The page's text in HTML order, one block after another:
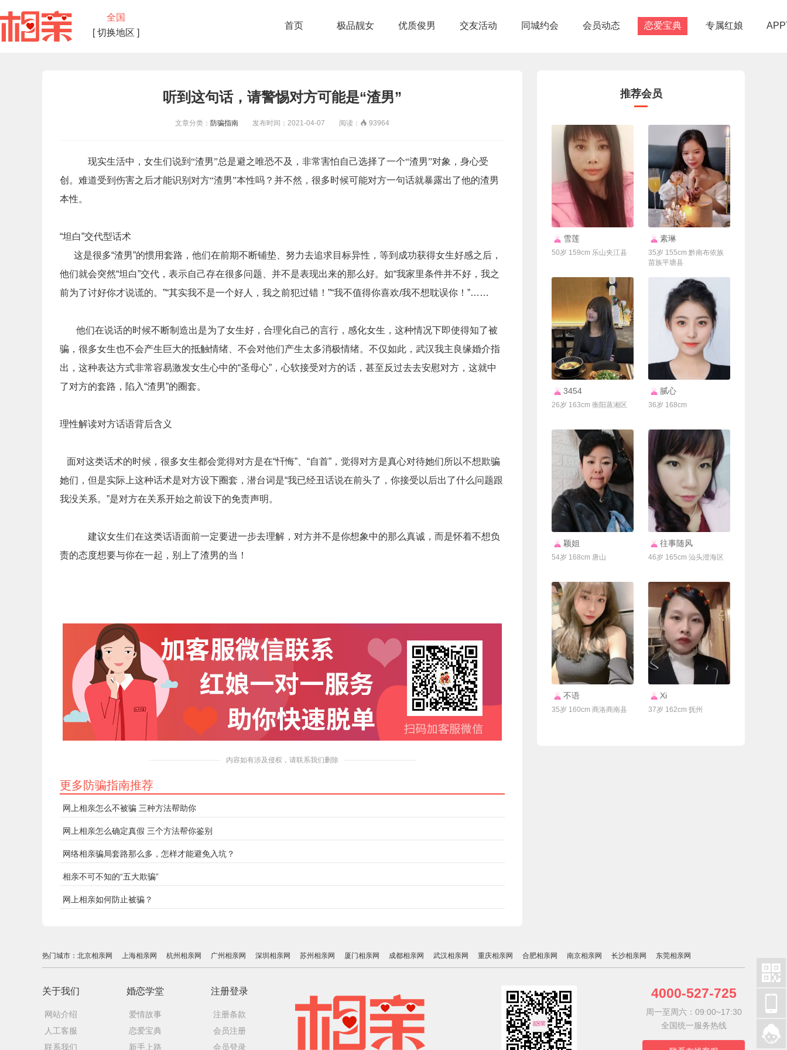
全国
[ 切换地区 ]
首页 极品靓女 优质俊男 交友活动 同城约会 会员动态 恋爱宝典 专属红娘
听到这句话，请警惕对方可能是“渣男”
文章分类： 防骗指南 发布时间：2021-04-07 阅读：  93964
现实生活中，女生们说到 “渣男”总是避之唯恐不及，非常害怕自己选择了一个“渣男”对象，身心受
创。难道受到伤害之后才能识别对方“渣男”本性吗？并不然，很多时候可能对方一句话就暴露出了他的渣男
本性。
“坦白”交代型话术
这是很多“渣男”的惯用套路，他们在前期不断铺垫、努力去追求目标异性，等到成功获得女生好感之后，
他们就会突然“坦白”交代，表示自己存在很多问题、并不是表现出来的那么好。如“我家里条件并不好，我之
前为了讨好你才说谎的。”“其实我不是一个好人，我之前犯过错！”“我不值得你喜欢/我不想耽误你！”……
他们在说话的时候不断制造出是为了女生好，合理化自己的言行，感化女生，这种情况下即使得知了被
骗，很多女生也不会产生巨大的抵触情绪、不会对他们产生太多消极情绪。不仅如此，武汉我主良缘婚介指
出，这种表达方式非常容易激发女生心中的“圣母心”，心软接受对方的话，甚至反过去去安慰对方，这就中
了对方的套路，陷入“渣男”的圈套。
理性解读对方话语背后含义
面对这类话术的时候，很多女生都会觉得对方是在“忏悔”、“自首”，觉得对方是真心对待她们所以不想欺骗
她们，但是实际上这种话术是对方设下圈套，潜台词是“我已经丑话说在前头了，你接受以后出了什么问题跟
我没关系。”是对方在关系开始之前设下的免责声明。
建议女生们在这类话语面前一定要进一步去理解，对方并不是你想象中的那么真诚，而是怀着不想负
责的态度想要与你在一起，别上了渣男的当！
内容如有涉及侵权，请联系我们删除
更多防骗指南推荐
网上相亲怎么不被骗 三种方法帮助你
网上相亲怎么确定真假 三个方法帮你鉴别
网络相亲骗局套路那么多，怎样才能避免入坑？
相亲不可不知的“五大欺骗”
网上相亲如何防止被骗？
推荐会员
雪莲
50岁 159cm 乐山夹江县
素琳
35岁 155cm 黔南布依族
苗族平塘县
联系Ta
3454
26岁 163cm 衡阳蒸湘区
腻心
36岁 168cm
颖姐
54岁 168cm 唐山
联系Ta
往事随风
46岁 165cm 汕头澄海区
不语
35岁 160cm 商洛商南县
Xi
37岁 162cm 抚州
热门城市： 北京相亲网 上海相亲网 杭州相亲网 广州相亲网 深圳相亲网 苏州相亲网 厦门相亲网 成都相亲网 武汉相亲网 重庆相亲网 合肥相亲网 南京相亲网 长沙相亲网 东莞相亲网
关于我们
网站介绍
人工客服
联系我们
婚恋学堂
爱情故事
恋爱宝典
新手上路
注册登录
注册条款
会员注册
会员登录
4000-527-725
周一至周六：09:00~17:30
全国统一服务热线

